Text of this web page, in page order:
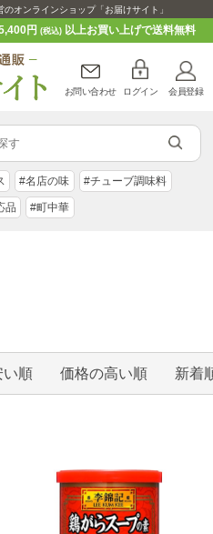
オンラインショップ「お届けサイト」
円 (税込)以上お買い上げで送料無料
お問い合わせ ログイン 会員登録
#名店の味 #チューブ調味料
品 #町中華
い順 価格の高い順 新着